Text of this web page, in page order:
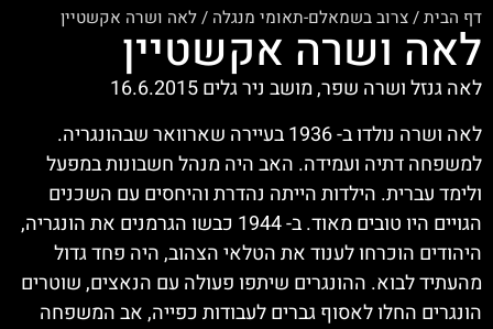
דף הבית/צרוב בשמאלם-תאומי מנגלה /לאה ושרה אקשטיין
לאה ושרה אקשטיין
לאה גנזל ושרה שפר, מושב ניר גלים 16.6.2015
לאה ושרה נולדו ב- 1936 בעיירה שארוואר שבהונגריה.
למשפחה דתיה ועמידה. האב היה מנהל חשבונות במפעל
ולימד עברית. הילדות הייתה נהדרת והיחסים עם השכנים
הגויים היו טובים מאוד. ב- 1944 כבשו הגרמנים את הונגריה,
היהודים הוכרחו לענוד את הטלאי הצהוב, היה פחד גדול
מהעתיד לבוא. ההונגרים שיתפו פעולה עם הנאצים, שוטרים
הונגרים החלו לאסוף גברים לעבודות כפייה, אב המשפחה